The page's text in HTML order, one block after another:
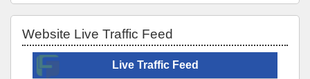
Website Live Traffic Feed
Live Traffic Feed